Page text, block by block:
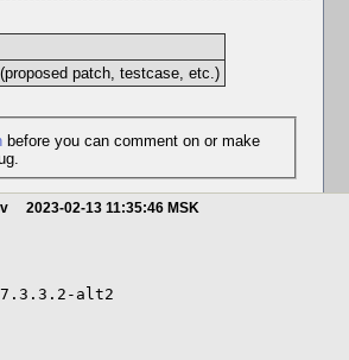
patch, testcase, etc.)
before you can comment on or make
2023-02-13 11:35:46 MSK
alt2